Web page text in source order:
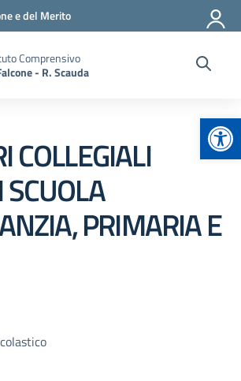
e del Merito
Comprensivo
- R. Scauda
COLLEGIALI
PRIMARIA E